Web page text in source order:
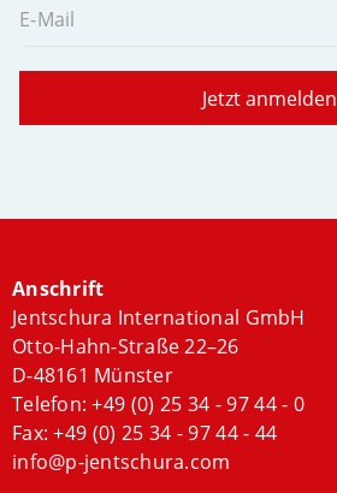
E-Mail
Jetzt anmelden
Anschrift
Jentschura International GmbH
Otto-Hahn-Straße 22–26
D-48161 Münster
Telefon:+49 (0) 25 34 - 97 44 - 0
Fax: +49 (0) 25 34 - 97 44 - 44
info@p-jentschura.com